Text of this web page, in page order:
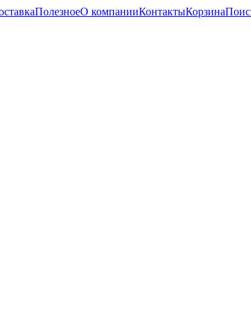
ПолезноеО компанииКонтактыКорзина